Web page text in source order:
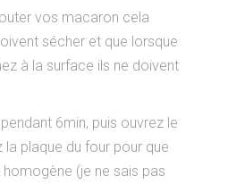
vos macaron cela
sécher et que lorsque
à la surface ils ne doivent
6min, puis ouvrez le
plaque du four pour que
homogène (je ne sais pas